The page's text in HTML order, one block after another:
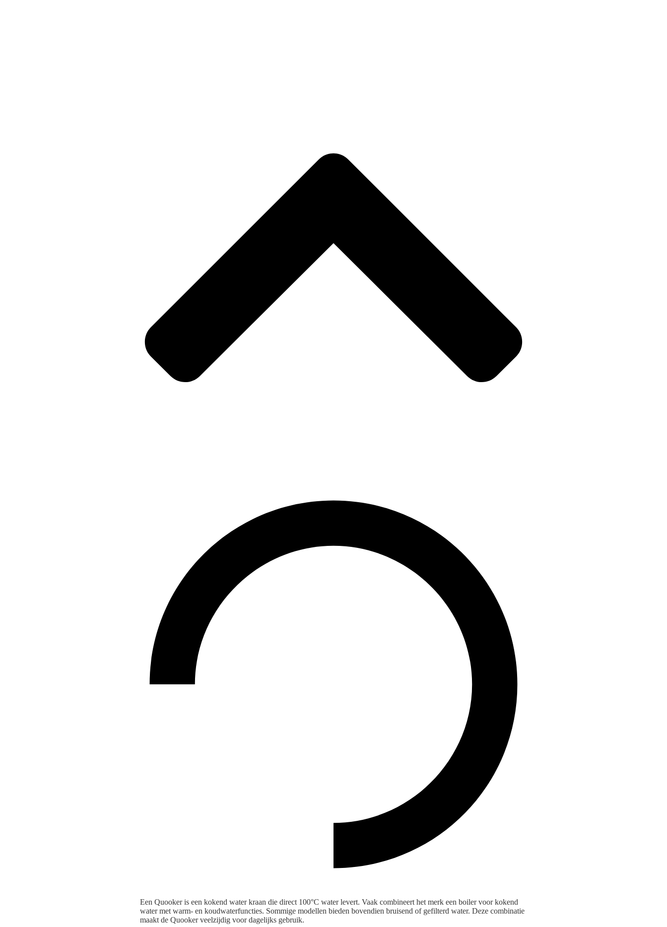
Een Quooker is een kokend water kraan die direct 100°C water levert. Vaak combineert het merk een boiler voor kokend
water met warm- en koudwaterfuncties. Sommige modellen bieden bovendien bruisend of gefilterd water. Deze combinatie
maakt de Quooker veelzijdig voor dagelijks gebruik.